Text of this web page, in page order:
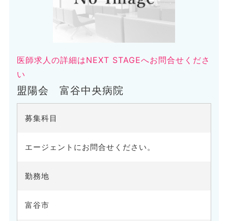
医師求人の詳細はNEXT STAGEへお問合せくださ
い
盟陽会 富谷中央病院
募集科目
エージェントにお問合せください。
勤務地
富谷市